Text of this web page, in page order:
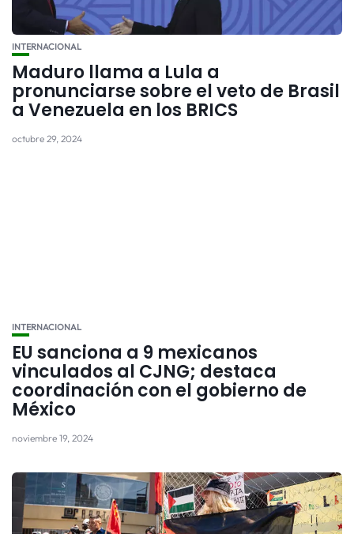
INTERNACIONAL
Maduro llama a Lula a
pronunciarse sobre el veto de Brasil
a Venezuela en los BRICS
octubre 29, 2024
INTERNACIONAL
EU sanciona a 9 mexicanos
vinculados al CJNG; destaca
coordinación con el gobierno de
México
noviembre 19, 2024